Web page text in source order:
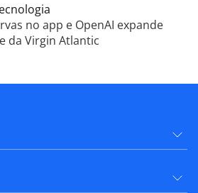
no app e OpenAI expande
da Virgin Atlantic